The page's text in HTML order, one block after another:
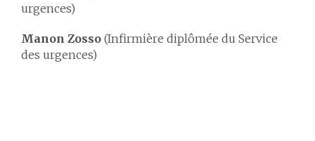
urgences)
Manon Zosso (Infirmière diplômée du Service
des urgences)